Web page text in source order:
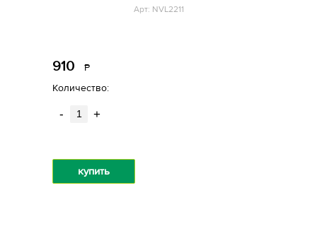
Арт: NVL2211
910 Р
Количество:
- +
купить